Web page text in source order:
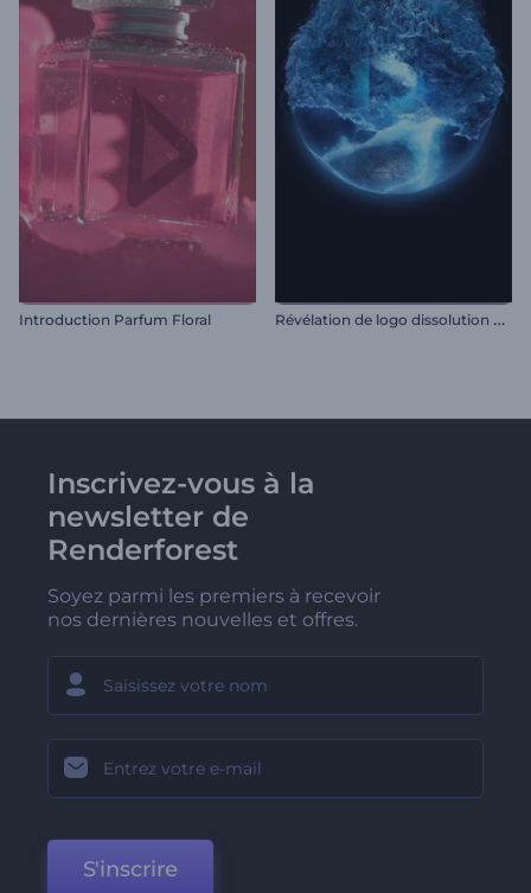
Introduction Parfum Floral R
évélation de logo dissolution de glace
Inscrivez-vous à la
newsletter de
Renderforest
Soyez parmi les premiers à recevoir
nos dernières nouvelles et offres.
S'inscrire